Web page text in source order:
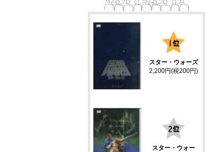
スター・ウォーズ
2,200円(税200円)
スター・ウォー